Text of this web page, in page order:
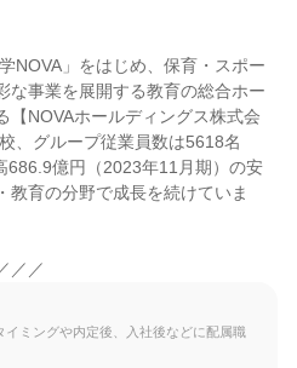
NOVA」をはじめ、保育・スポー
な事業を展開する教育の総合ホー
【NOVAホールディングス株式会
、グループ従業員数は5618名
686.9億円（2023年11月期）の安
教育の分野で成長を続けていま
／／
ミングや内定後、入社後などに配属職